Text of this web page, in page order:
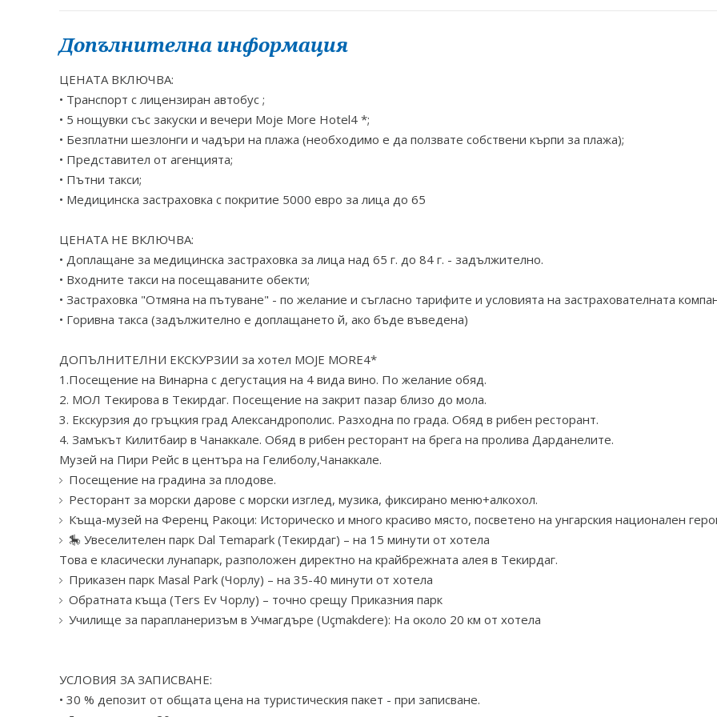
Допълнителна информация
ЦЕНАТА ВКЛЮЧВА:
• Транспорт с лицензиран автобус ;
• 5 нощувки със закуски и вечери Moje More Hotel4 *;
• Безплатни шезлонги и чадъри на плажа (необходимо е да ползвате собствени кърпи за плажа);
• Представител от агенцията;
• Пътни такси;
• Медицинска застраховка с покритие 5000 евро за лица до 65
ЦЕНАТА НЕ ВКЛЮЧВА:
• Доплащане за медицинска застраховка за лица над 65 г. до 84 г. - задължително.
• Входните такси на посещаваните обекти;
• Застраховка "Отмяна на пътуване" - по желание и съгласно тарифите и условията на застрахователната
• Горивна такса (задължително е доплащането й, ако бъде въведена)
ДОПЪЛНИТЕЛНИ ЕКСКУРЗИИ за хотел MOJE MORE4*
1.Посещение на Винарна с дегустация на 4 вида вино. По желание обяд.
2. MOЛ Текирова в Текирдаг. Посещение на закрит пазар близо до мола.
3. Екскурзия до гръцкия град Александрополис. Разходна по града. Обяд в рибен ресторант.
4. Замъкът Килитбаир в Чанаккале. Обяд в рибен ресторант на брега на пролива Дарданелите.
Музей на Пири Рейс в центъра на Гелиболу,Чанаккале.
Посещение на градина за плодове.
Ресторант за морски дарове с морски изглед, музика, фиксирано меню+алкохол.
Къща-музей на Ференц Ракоци: Историческо и много красиво място, посветено на унгарския национален
🎠 Увеселителен парк Dal Temapark (Текирдаг) – на 15 минути от хотела
Това е класически лунапарк, разположен директно на крайбрежната алея в Текирдаг.
Приказен парк Masal Park (Чорлу) – на 35-40 минути от хотела
Обратната къща (Ters Ev Чорлу) – точно срещу Приказния парк
Училище за парапланеризъм в Учмагдърe (Uçmakdere): На около 20 км от хотела
УСЛОВИЯ ЗА ЗАПИСВАНЕ:
• 30 % депозит от общата цена на туристическия пакет - при записване.